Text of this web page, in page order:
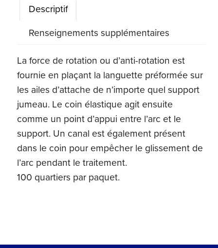
Descriptif
Renseignements supplémentaires
La force de rotation ou d’anti-rotation est
fournie en plaçant la languette préformée sur
les ailes d’attache de n’importe quel support
jumeau. Le coin élastique agit ensuite
comme un point d’appui entre l’arc et le
support. Un canal est également présent
dans le coin pour empêcher le glissement de
l’arc pendant le traitement.
100 quartiers par paquet.